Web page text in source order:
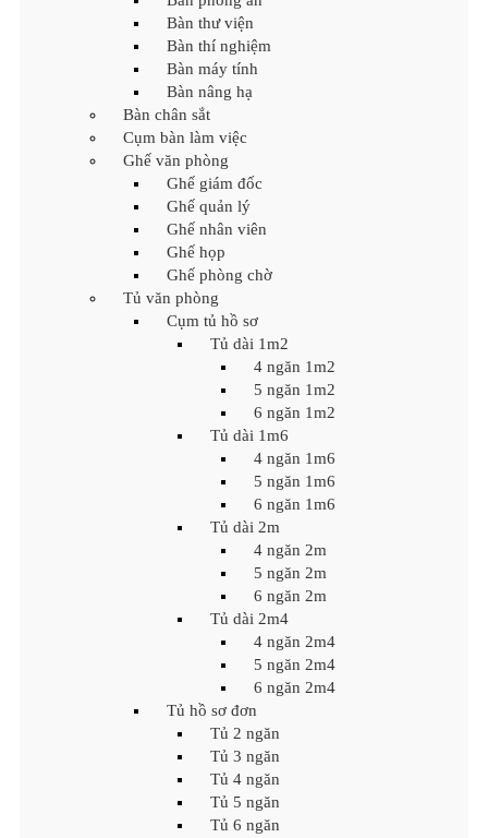
Bàn thư viện
Bàn thí nghiệm
Bàn máy tính
Bàn nâng hạ
Bàn chân sắt
Cụm bàn làm việc
Ghế văn phòng
Ghế giám đốc
Ghế quản lý
Ghế nhân viên
Ghế họp
Ghế phòng chờ
Tủ văn phòng
Cụm tủ hồ sơ
Tủ dài 1m2
4 ngăn 1m2
5 ngăn 1m2
6 ngăn 1m2
Tủ dài 1m6
4 ngăn 1m6
5 ngăn 1m6
6 ngăn 1m6
Tủ dài 2m
4 ngăn 2m
5 ngăn 2m
6 ngăn 2m
Tủ dài 2m4
4 ngăn 2m4
5 ngăn 2m4
6 ngăn 2m4
Tủ hồ sơ đơn
Tủ 2 ngăn
Tủ 3 ngăn
Tủ 4 ngăn
Tủ 5 ngăn
Tủ 6 ngăn